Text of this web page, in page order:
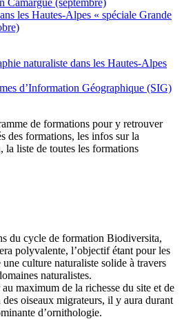
Camargue (septembre)
les Hautes-Alpes « spéciale Grande
naturaliste dans les Hautes-Alpes
d’Information Géographique (SIG)
de formations pour y retrouver
des formations, les infos sur la
la liste de toutes les formations
du cycle de formation Biodiversita,
polyvalente, l’objectif étant pour les
culture naturaliste solide à travers
naturalistes.
maximum de la richesse du site et de
oiseaux migrateurs, il y aura durant
d’ornithologie.